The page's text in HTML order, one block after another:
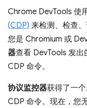
Chrome DevTools 使
(CDP) 来检测、检查
您是 Chromium 或
器查看 DevTools 发
CDP 命令。
协议监控器获得了一
CDP 命令。现在，您